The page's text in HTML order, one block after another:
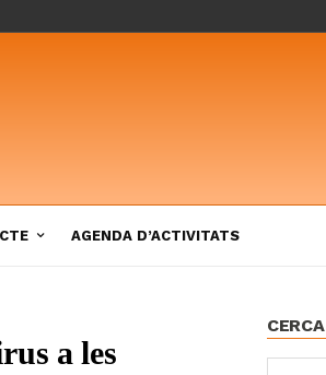
AGENDA D’ACTIVITATS
a les
CERCA